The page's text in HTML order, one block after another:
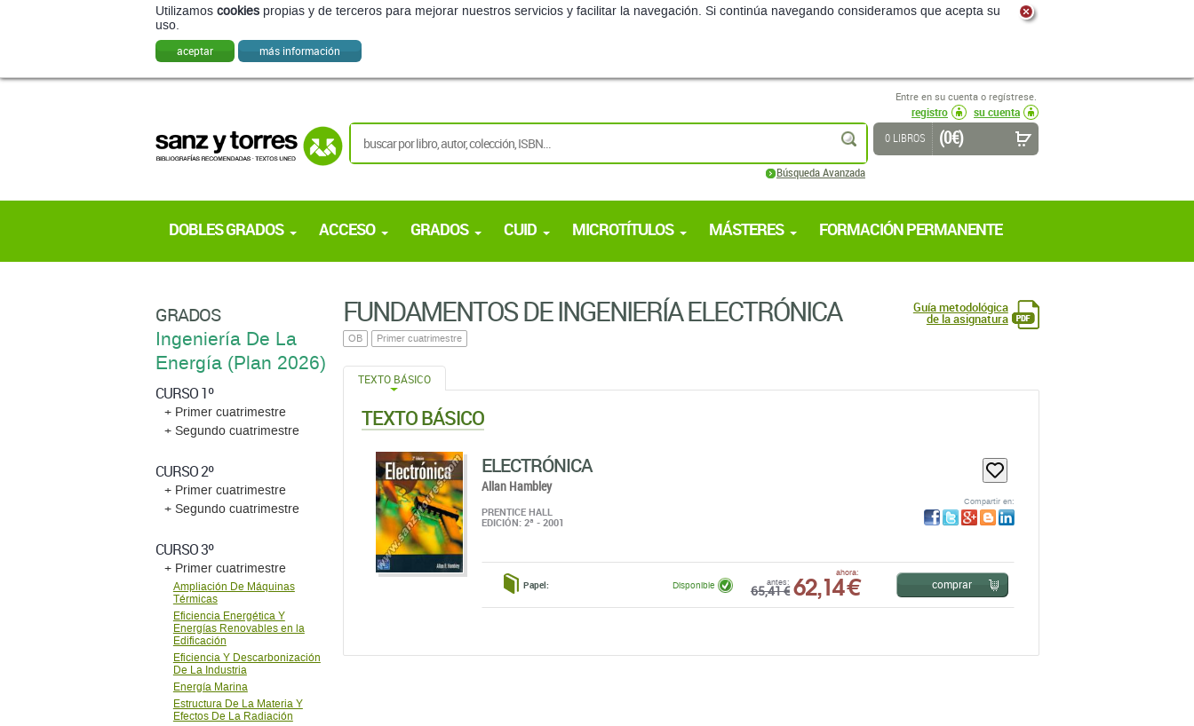
Utilizamos cookies propias y de terceros para mejorar nuestros servicios y facilitar la navegación. Si continúa navegando consideramos que acepta su
uso.
aceptar más información
Entre en su cuenta o regístrese.
registro
su cuenta
buscar
Búsqueda Avanzada
0 LIBROS (0 €)
DOBLES GRADOS ACCESO GRADOS CUID MICROTÍTULOS MÁSTERES FORMACIÓN PERMANENTE
FUNDAMENTOS DE INGENIERÍ­A ELECTRÓNICA
OB Primer cuatrimestre
Guía metodológica
de la asignatura
TEXTO BÁSICO
TEXTO BÁSICO
ELECTRÓNICA
Allan Hambley
PRENTICE HALL
EDICIÓN: 2ª - 2001
Compartir en:
Papel: antes:
65,41 €
ahora:
62,14 €
Disponible comprar
GRADOS
Ingeniería De La
Energí­a (Plan 2026)
CURSO 1º
+ Primer cuatrimestre
+ Segundo cuatrimestre
CURSO 2º
+ Primer cuatrimestre
+ Segundo cuatrimestre
CURSO 3º
+ Primer cuatrimestre
Ampliación De Máquinas
Térmicas
Eficiencia Energética Y
Energías Renovables en la
Edificación
Eficiencia Y Descarbonización
De La Industria
Energí­a Marina
Estructura De La Materia Y
Efectos De La Radiación